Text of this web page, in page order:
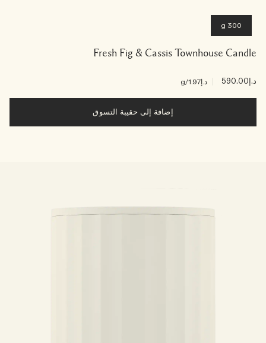
300 g
Fresh Fig & Cassis Townhouse Candle
د.إ590.00 د.إ1.97 /g
إضافة إلى حقيبة التسوق